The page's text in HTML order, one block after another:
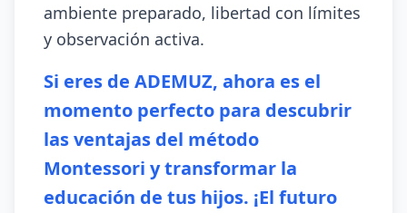
ambiente preparado, libertad con límites
y observación activa.
Si eres de ADEMUZ, ahora es el
momento perfecto para descubrir
las ventajas del método
Montessori y transformar la
educación de tus hijos. ¡El futuro